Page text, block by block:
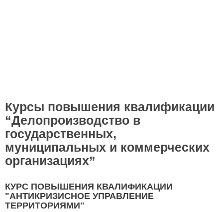
Курсы повышения квалификации
“Делопроизводство в
государственных,
муниципальных и коммерческих
организациях”
КУРС ПОВЫШЕНИЯ КВАЛИФИКАЦИИ
"АНТИКРИЗИСНОЕ УПРАВЛЕНИЕ
ТЕРРИТОРИЯМИ"